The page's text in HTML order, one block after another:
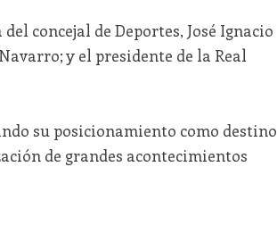
concejal de Deportes, José Ignacio
y el presidente de la Real
su posicionamiento como destino
de grandes acontecimientos